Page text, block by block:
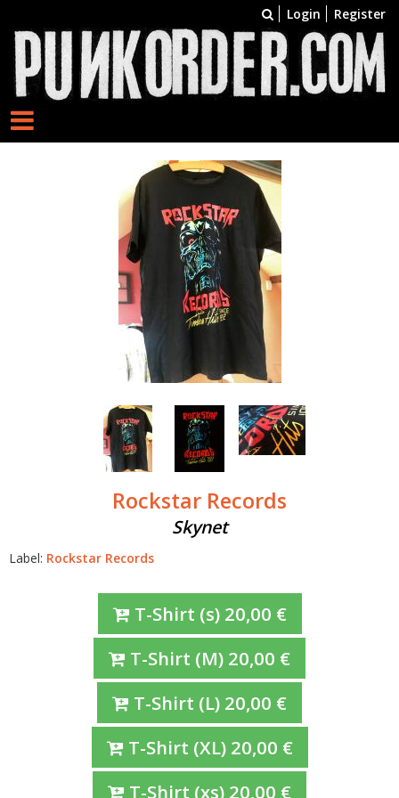
Login Register
Rockstar Records
Skynet
Label: Rockstar Records
T-Shirt (s) 20,00 €
T-Shirt (M) 20,00 €
T-Shirt (L) 20,00 €
T-Shirt (XL) 20,00 €
T-Shirt (xs) 20,00 €